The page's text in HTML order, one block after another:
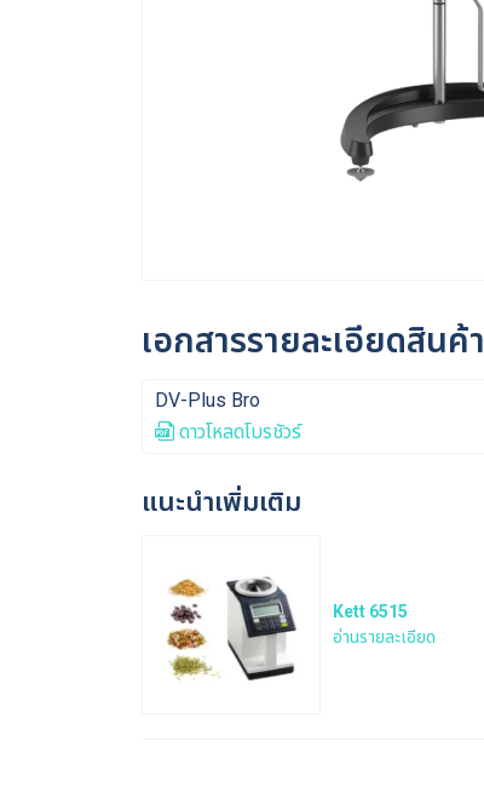
เอกสารรายละเอียดสินค้า
DV-Plus Bro
ดาวโหลดโบรชัวร์
แนะนำเพิ่มเติม
Kett 6515
อ่านรายละเอียด